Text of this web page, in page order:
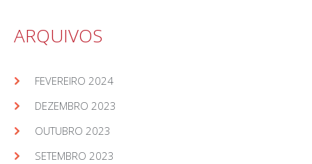
ARQUIVOS
FEVEREIRO 2024
DEZEMBRO 2023
OUTUBRO 2023
SETEMBRO 2023